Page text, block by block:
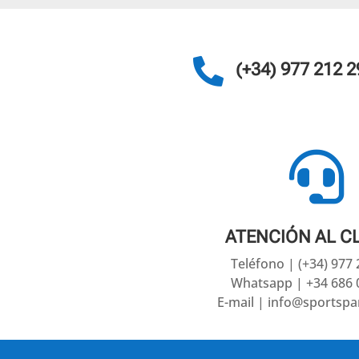
 (+34) 977 212

ATENCIÓN AL
Teléfono | (+34) 977
Whatsapp | +34 686
E-mail |